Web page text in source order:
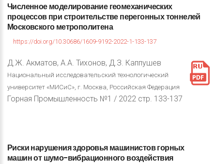
Численноемоделирование геомеханических
процессовпристроительствеперегонныхтоннелей
Московскогометрополитена
https://doi.org/10.30686/1609-9192-2022-1-133-137
Д.Ж. Акматов, А.А. Тихонов, Д.З. Каппушев
Национальный исследовательский технологический
университет «МИСиС», г. Москва, Российская Федерация
Горная Промышленность №1 / 2022 стр. 133-137
Рискинарушенияздоровьямашинистовгорных
машинот шумо-вибрационноговоздействия